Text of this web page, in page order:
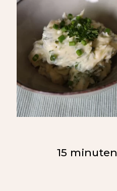
15 minuten